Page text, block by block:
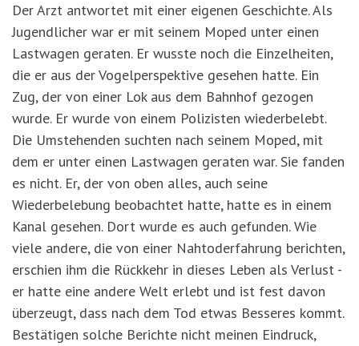
Der Arzt antwortet mit einer eigenen Geschichte. Als
Jugendlicher war er mit seinem Moped unter einen
Lastwagen geraten. Er wusste noch die Einzelheiten,
die er aus der Vogelperspektive gesehen hatte. Ein
Zug, der von einer Lok aus dem Bahnhof gezogen
wurde. Er wurde von einem Polizisten wiederbelebt.
Die Umstehenden suchten nach seinem Moped, mit
dem er unter einen Lastwagen geraten war. Sie fanden
es nicht. Er, der von oben alles, auch seine
Wiederbelebung beobachtet hatte, hatte es in einem
Kanal gesehen. Dort wurde es auch gefunden. Wie
viele andere, die von einer Nahtoderfahrung berichten,
erschien ihm die Rückkehr in dieses Leben als Verlust -
er hatte eine andere Welt erlebt und ist fest davon
überzeugt, dass nach dem Tod etwas Besseres kommt.
Bestätigen solche Berichte nicht meinen Eindruck,